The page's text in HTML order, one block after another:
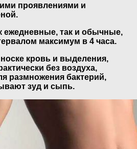
проявлениями и
ежедневные, так и обычные,
максимум в 4 часа.
кровь и выделения,
без воздуха,
размножения бактерий,
зуд и сыпь.